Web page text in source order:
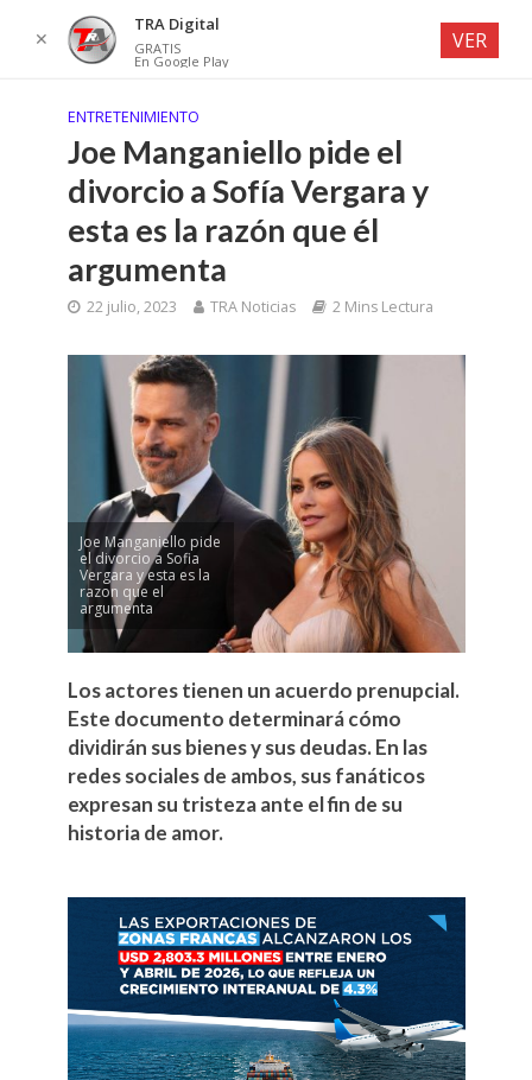
ENTRETENIMIENTO
Joe Manganiello pide el
divorcio a Sofía Vergara y
esta es la razón que él
argumenta
22 julio, 2023 TRA Noticias 2 Mins Lectura
Joe Manganiello pide
el divorcio a Sofia
Vergara y esta es la
razon que el
argumenta
Los actores tienen un acuerdo prenupcial.
Este documento determinará cómo
dividirán sus bienes y sus deudas. En las
redes sociales de ambos, sus fanáticos
expresan su tristeza ante el fin de su
historia de amor.
✕
TRA Digital
GRATIS
En Google Play
VER